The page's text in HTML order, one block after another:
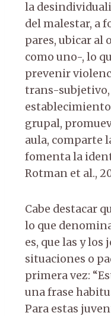
la
del malestar, a
pares, ubicar al
como uno-, lo
prevenir
trans-
grupal,
aula, comparte
fomenta la
Rotman et al.,
Cabe destacar
lo que
es, que las y los
situaciones o
primera vez:
una frase
Para estas